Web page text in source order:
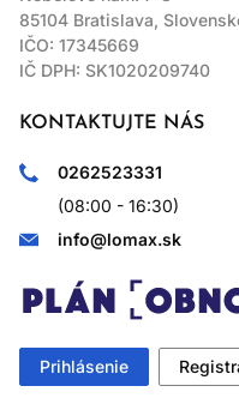
85104 Bratislava,
IČO: 17345669
IČ DPH: SK1020209740
KONTAKTUJTE NÁS
0262523331
(08:00 - 16:30)
info@lomax.sk
Prihlásenie